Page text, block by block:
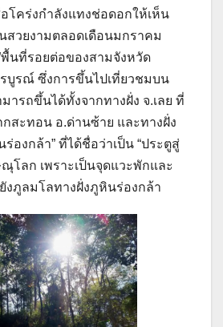
โคร่งกำลังแทงช่อดอกให้เห็น
สวยงามตลอดเดือนมกราคม
พื้นที่รอยต่อของสามจังหวัด
บูรณ์ ซึ่งการขึ้นไปเที่ยวชมบน
ารถขึ้นได้ทั้งจากทางฝั่ง จ.เลย ที่
สะทอน อ.ด่านซ้าย และทางฝั่ง
องกล้า” ที่ได้ชื่อว่าเป็น “ประตูสู่
โลก เพราะเป็นจุดแวะพักและ
งภูลมโลทางฝั่งภูหินร่องกล้า